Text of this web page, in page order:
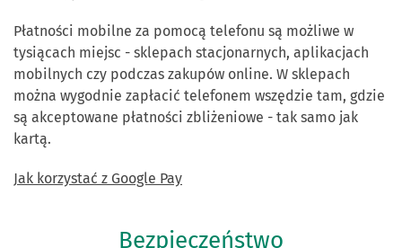
Płatności mobilne za pomocą telefonu są możliwe w
tysiącach miejsc - sklepach stacjonarnych, aplikacjach
mobilnych czy podczas zakupów online. W sklepach
można wygodnie zapłacić telefonem wszędzie tam, gdzie
są akceptowane płatności zbliżeniowe - tak samo jak
kartą.
Jak korzystać z Google Pay
Bezpieczeństwo